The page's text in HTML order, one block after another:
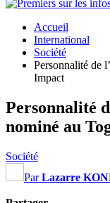
Accueil
International
Société
Personnalité de
Impact
Personnalité
nominé au
Société
ParLazarre